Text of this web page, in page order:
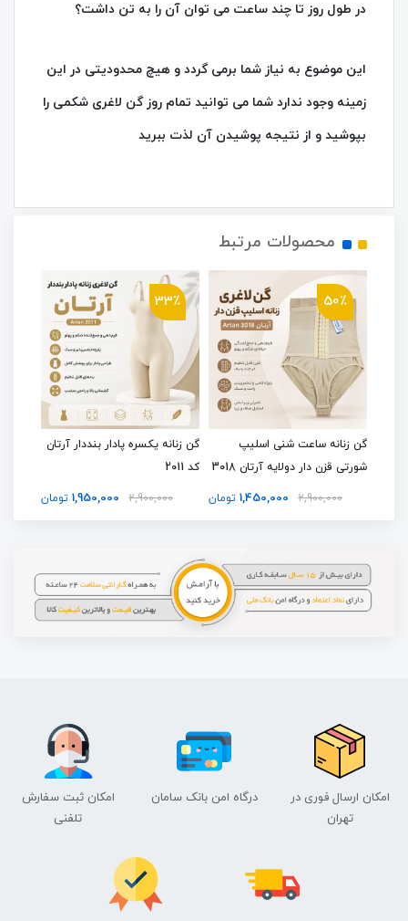
در طول روز تا چند ساعت می توان آن را به تن داشت؟
این موضوع به نیاز شما برمی گردد و هیچ محدودیتی در این
زمینه وجود ندارد شما می توانید تمام روز گن لاغری شکمی را
بپوشید و از نتیجه پوشیدن آن لذت ببرید
محصولات مرتبط
گن زنانه ساعت شنی اسلیپ
شورتی قزن دار دولایه آرتان 3018
2,900,000
50٪
1,450,000 تومان
گن زنانه یکسره پادار بنددار آرتان
کد 2011
2,900,000
33٪
1,950,000 تومان
امکان ارسال فوری در
تهران
درگاه امن بانک سامان
امکان ثبت سفارش
تلفنی